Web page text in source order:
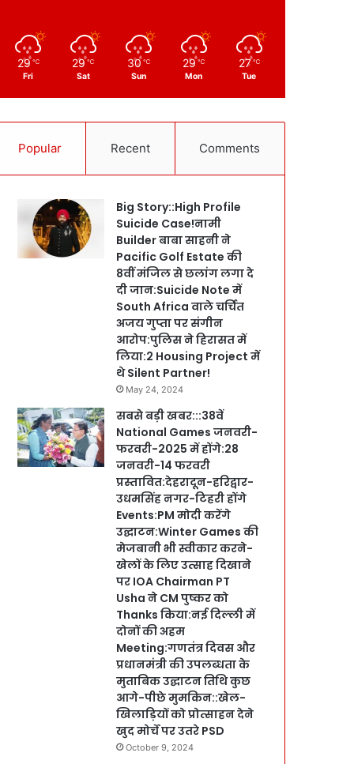
29 ℃
Fri
29 ℃
Sat
30 ℃
Sun
29 ℃
Mon
27 ℃
Tue
Popular Recent Comments
Big Story::High Profile
Suicide Case!नामी
Builder बाबा साहनी ने
Pacific Golf Estate की
8वीं मंजिल से छलांग लगा दे
दी जान:Suicide Note में
South Africa वाले चर्चित
अजय गुप्ता पर संगीन
आरोप:पुलिस ने हिरासत में
लिया:2 Housing Project में
थे Silent Partner!
May 24, 2024
सबसे बड़ी खबर:::38वें
National Games जनवरी-
फरवरी-2025 में होंगे:28
जनवरी-14 फरवरी
प्रस्तावित:देहरादून-हरिद्वार-
उधमसिंह नगर-टिहरी होंगे
Events:PM मोदी करेंगे
उद्घाटन:Winter Games की
मेजबानी भी स्वीकार करने-
खेलों के लिए उत्साह दिखाने
पर IOA Chairman PT
Usha ने CM पुष्कर को
Thanks किया:नई दिल्ली में
दोनों की अहम
Meeting:गणतंत्र दिवस और
प्रधानमंत्री की उपलब्धता के
मुताबिक उद्घाटन तिथि कुछ
आगे-पीछे मुमकिन::खेल-
खिलाड़ियों को प्रोत्साहन देने
खुद मोर्चे पर उतरे PSD
October 9, 2024